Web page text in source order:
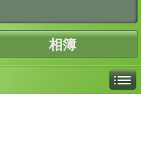
相簿